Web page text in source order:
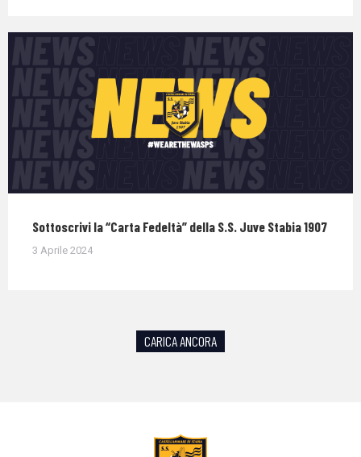
Sottoscrivi la “Carta Fedeltà” della S.S. Juve Stabia 1907
3 Aprile 2024
CARICA ANCORA